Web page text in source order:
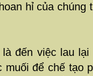
hỉ của chúng
đến việc lau
để chế tạo